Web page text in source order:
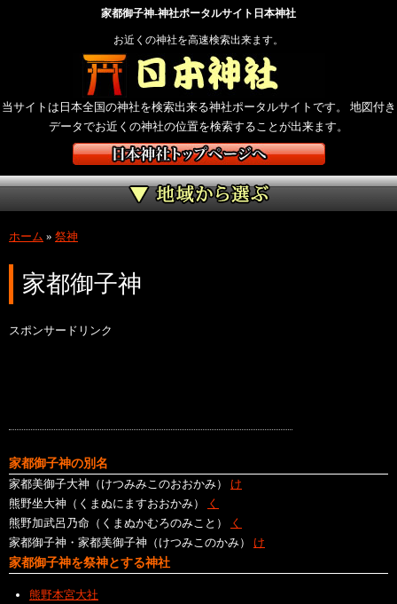
家都御子神-神社ポータルサイト日本神社
お近くの神社を高速検索出来ます。
当サイトは日本全国の神社を検索出来る神社ポータルサイトです。 地図付き
データでお近くの神社の位置を検索することが出来ます。
ホーム » 祭神
家都御子神
スポンサードリンク
家都御子神の別名
家都美御子大神（けつみみこのおおかみ） け
熊野坐大神（くまぬにますおおかみ）
く
熊野加武呂乃命（くまぬかむろのみこと）
く
家都御子神・家都美御子神（けつみこのかみ） け
家都御子神を祭神とする神社
熊野本宮大社